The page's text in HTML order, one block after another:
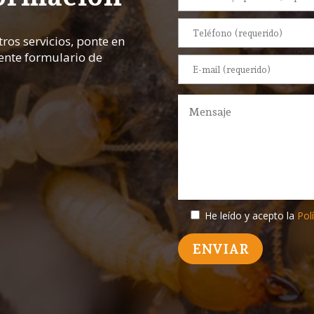
servicios, ponte en
formulario de
He leído y acepto la